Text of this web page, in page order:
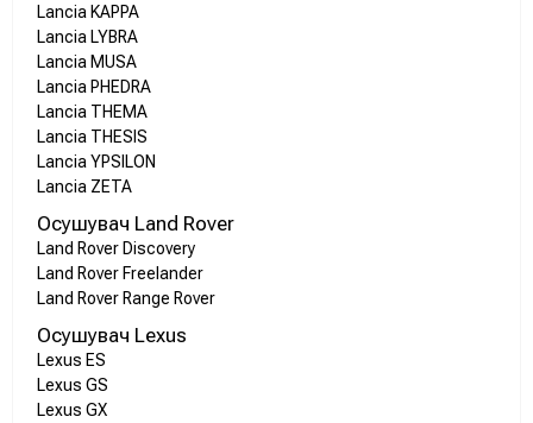
Lancia KAPPA
Lancia LYBRA
Lancia MUSA
Lancia PHEDRA
Lancia THEMA
Lancia THESIS
Lancia YPSILON
Lancia ZETA
Осушувач Land Rover
Land Rover Discovery
Land Rover Freelander
Land Rover Range Rover
Осушувач Lexus
Lexus ES
Lexus GS
Lexus GX